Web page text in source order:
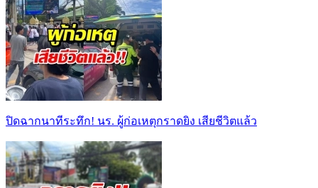
ปิดฉากนาทีระทึก! นร. ผู้ก่อเหตุกราดยิง เสียชีวิตแล้ว